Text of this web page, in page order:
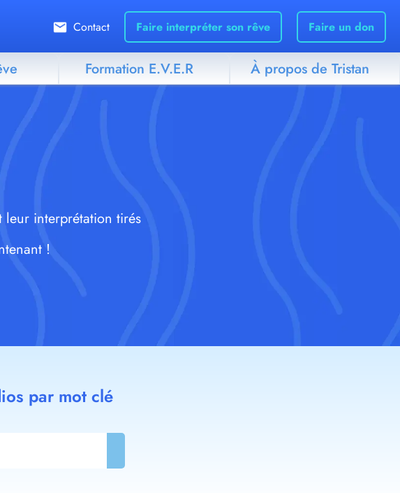
Contact Faire interpréter son rêve Faire un don
Formation E.V.E.R À propos de Tristan
leur interprétation tirés
!
par mot clé